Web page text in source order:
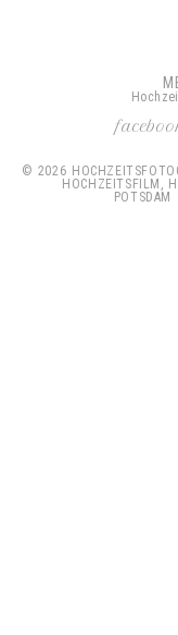
© 2026
HOCHZEITSFILM,
POTSDAM